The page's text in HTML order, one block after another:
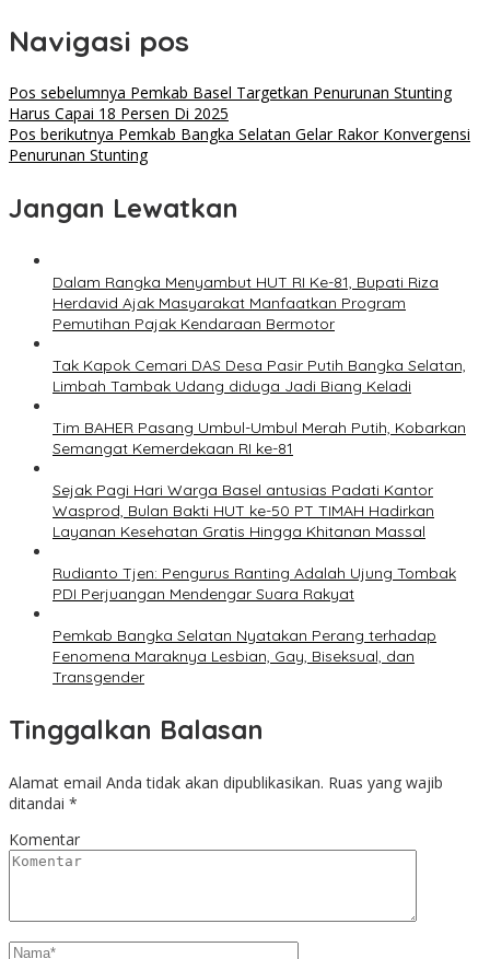
Navigasi pos
Pos sebelumnya Pemkab Basel Targetkan Penurunan Stunting
Harus Capai 18 Persen Di 2025
Pos berikutnya Pemkab Bangka Selatan Gelar Rakor Konvergensi
Penurunan Stunting
Jangan Lewatkan
Dalam Rangka Menyambut HUT RI Ke-81, Bupati Riza
Herdavid Ajak Masyarakat Manfaatkan Program
Pemutihan Pajak Kendaraan Bermotor
Tak Kapok Cemari DAS Desa Pasir Putih Bangka Selatan,
Limbah Tambak Udang diduga Jadi Biang Keladi
Tim BAHER Pasang Umbul-Umbul Merah Putih, Kobarkan
Semangat Kemerdekaan RI ke-81
Sejak Pagi Hari Warga Basel antusias Padati Kantor
Wasprod, Bulan Bakti HUT ke-50 PT TIMAH Hadirkan
Layanan Kesehatan Gratis Hingga Khitanan Massal
Rudianto Tjen: Pengurus Ranting Adalah Ujung Tombak
PDI Perjuangan Mendengar Suara Rakyat
Pemkab Bangka Selatan Nyatakan Perang terhadap
Fenomena Maraknya Lesbian, Gay, Biseksual, dan
Transgender
Tinggalkan Balasan
Alamat email Anda tidak akan dipublikasikan. Ruas yang wajib
ditandai *
Komentar